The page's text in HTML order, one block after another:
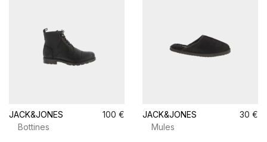
JACK&JONES
100 €
Bottines
JACK&JONES
30 €
Mules